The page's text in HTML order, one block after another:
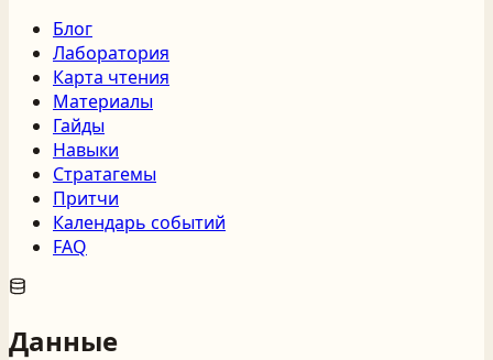
Блог
Лаборатория
Карта чтения
Материалы
Гайды
Навыки
Стратагемы
Притчи
Календарь событий
FAQ
Данные